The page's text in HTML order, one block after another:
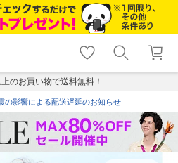
shopping_cart lock_outline
ログイン
のお買い物で送料無料！
の影響による配送遅延のお知らせ